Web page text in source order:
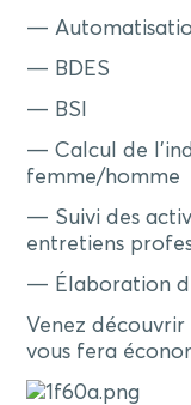
—
— BDES
— BSI
— Calcul de
femme/homme
— Suivi des
entretiens
— Élaboration
Venez
vous fera